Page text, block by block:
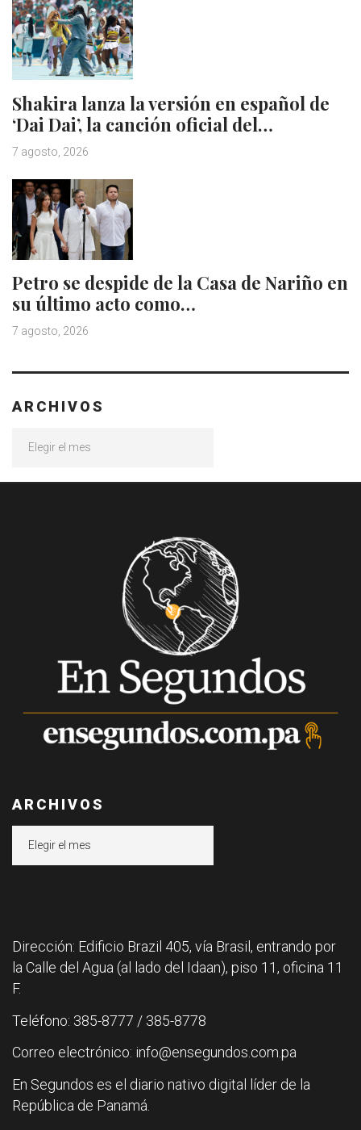
Shakira lanza la versión en español de
‘Dai Dai’, la canción oficial del…
7 agosto, 2026
Petro se despide de la Casa de Nariño en
su último acto como…
7 agosto, 2026
ARCHIVOS
ARCHIVOS
Dirección: Edificio Brazil 405, vía Brasil, entrando por
la Calle del Agua (al lado del Idaan), piso 11, oficina 11
F.
Teléfono: 385-8777 / 385-8778
Correo electrónico: info@ensegundos.com.pa
En Segundos es el diario nativo digital líder de la
República de Panamá.